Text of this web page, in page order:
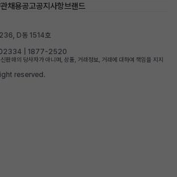
채용공고공지사항브랜드
236, D동 1514호
02334 | 1877-2520
판매의 당사자가 아니며, 상품, 거래정보, 거래에 대하여 책임을 지지
reserved.